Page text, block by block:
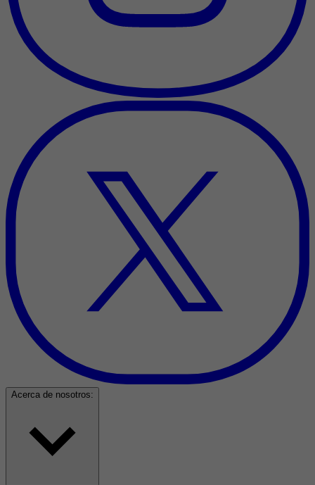
Acerca de nosotros: